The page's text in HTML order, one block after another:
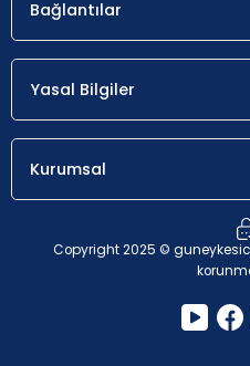
Bağlantılar
Yasal Bilgiler
Kurumsal
Copyright 2025 ©